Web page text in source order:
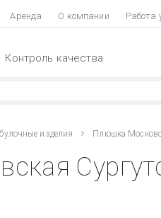
Аренда О компании Работа
Контроль качества
изделия Плюшка